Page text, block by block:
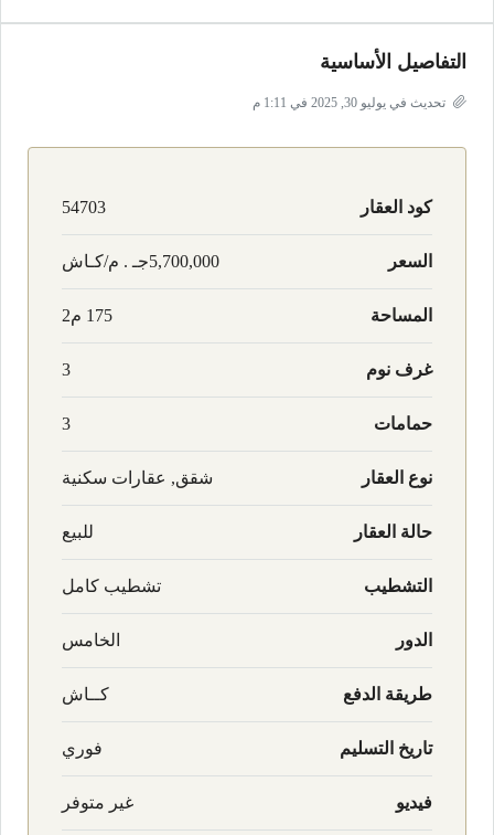
التفاصيل الأساسية
تحديث في يوليو 30, 2025 في 1:11 م
كود العقار 54703
السعر 5,700,000جـ . م/كـاش
المساحة 175 م2
غرف نوم 3
حمامات 3
نوع العقار شقق, عقارات سكنية
حالة العقار للبيع
التشطيب تشطيب كامل
الدور الخامس
طريقة الدفع كــاش
تاريخ التسليم فوري
فيديو غير متوفر